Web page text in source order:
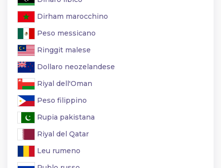
Dirham marocchino
Peso messicano
Ringgit malese
Dollaro neozelandese
Riyal dell'Oman
Peso filippino
Rupia pakistana
Riyal del Qatar
Leu rumeno